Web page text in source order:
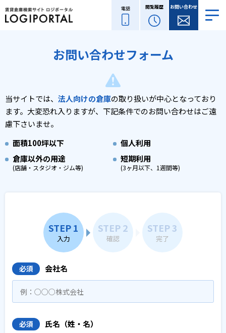
電話 閲覧履歴 お問い合わせ
お問い合わせフォーム
当サイトでは、 法人向けの倉庫の取り扱いが中心となっており
ます。 大変恐れ入りますが、下記条件でのお問い合わせはご遠
慮下さいませ。
面積100坪以下
個人利用
倉庫以外の用途
(店舗・スタジオ・ジム等)
短期利用
(3ヶ月以下、1週間等)
STEP 1
入力
STEP 2
確認
STEP 3
完了
必須 会社名
必須 氏名（姓・名）